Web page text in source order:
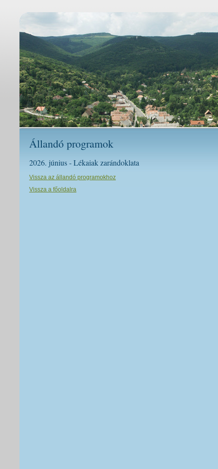
Állandó programok
2026. június - Lékaiak zarándoklata
Vissza az állandó programokhoz
Vissza a főoldalra